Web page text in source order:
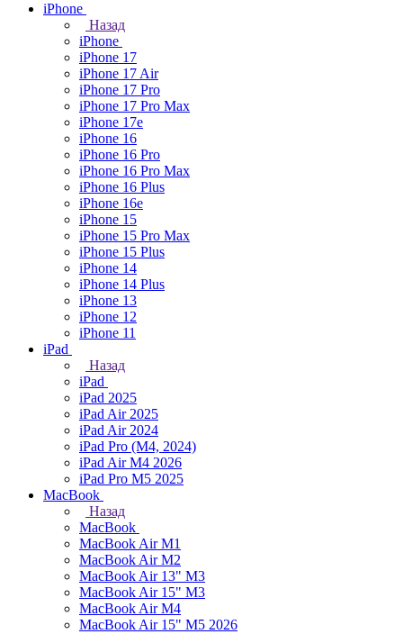
iPhone
Назад
iPhone
iPhone 17
iPhone 17 Air
iPhone 17 Pro
iPhone 17 Pro Max
iPhone 17e
iPhone 16
iPhone 16 Pro
iPhone 16 Pro Max
iPhone 16 Plus
iPhone 16e
iPhone 15
iPhone 15 Pro Max
iPhone 15 Plus
iPhone 14
iPhone 14 Plus
iPhone 13
iPhone 12
iPhone 11
iPad
Назад
iPad
iPad 2025
iPad Air 2025
iPad Air 2024
iPad Pro (M4, 2024)
iPad Air M4 2026
iPad Pro M5 2025
MacBook
Назад
MacBook
MacBook Air M1
MacBook Air M2
MacBook Air 13" M3
MacBook Air 15" M3
MacBook Air M4
MacBook Air 15" М5 2026